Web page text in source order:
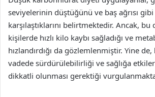
seviyelerinin düştüğünü ve baş ağrısı
karşılaştıklarını belirtmektedir. Ancak, bu
kişilerde hızlı kilo kaybı sağladığı ve
hızlandırdığı da gözlemlenmiştir. Yine
vadede sürdürülebilirliği ve sağlığa
dikkatli olunması gerektiği